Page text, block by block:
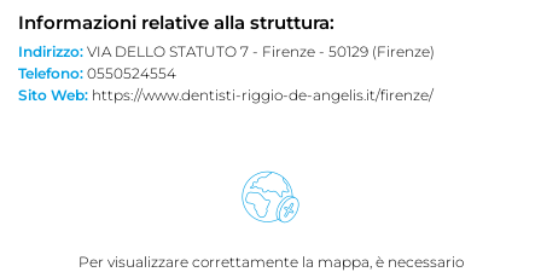
Informazioni relative alla struttura:
Indirizzo: VIA DELLO STATUTO 7 - Firenze - 50129 (Firenze)
Telefono: 0550524554
Sito Web: https://www.dentisti-riggio-de-angelis.it/firenze/
Per visualizzare correttamente la mappa, è necessario